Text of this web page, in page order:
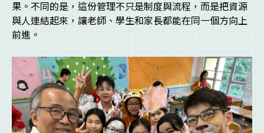
果。不同的是，這份管理不只是制度與流程，而是把資源
與人連結起來，讓老師、學生和家長都能在同一個方向上
前進。